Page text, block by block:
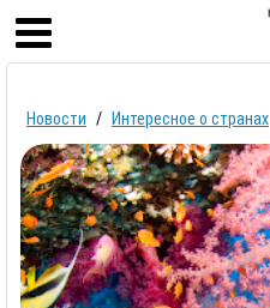
Круизы
Страны
Туры
Горящие туры
Новости / Интересное о странах